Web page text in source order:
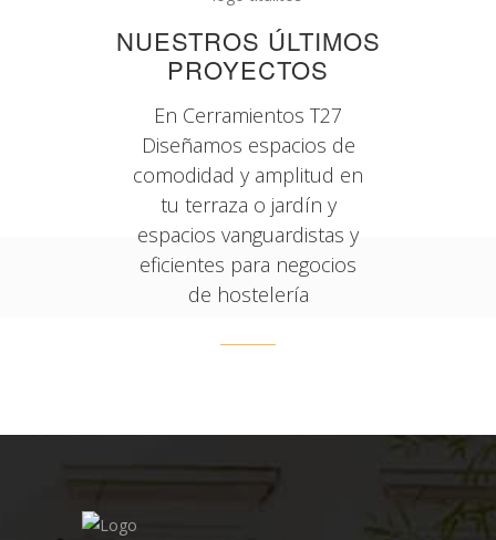
NUESTROS ÚLTIMOS
PROYECTOS
En Cerramientos T27
Diseñamos espacios de
comodidad y amplitud en
tu terraza o jardín y
espacios vanguardistas y
eficientes para negocios
de hostelería